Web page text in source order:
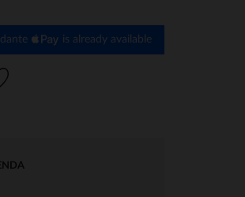
is already available